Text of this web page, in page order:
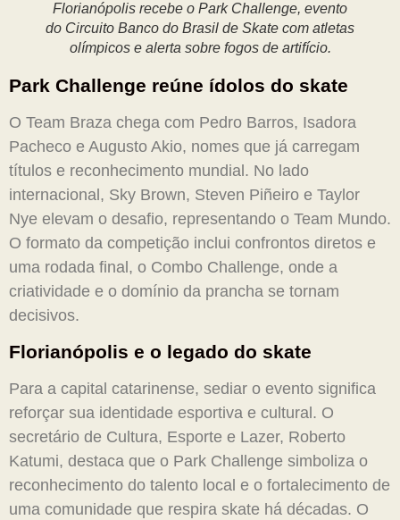
Florianópolis recebe o Park Challenge, evento
do Circuito Banco do Brasil de Skate com atletas
olímpicos e alerta sobre fogos de artifício.
Park Challenge reúne ídolos do skate
O Team Braza chega com Pedro Barros, Isadora
Pacheco e Augusto Akio, nomes que já carregam
títulos e reconhecimento mundial. No lado
internacional, Sky Brown, Steven Piñeiro e Taylor
Nye elevam o desafio, representando o Team Mundo.
O formato da competição inclui confrontos diretos e
uma rodada final, o Combo Challenge, onde a
criatividade e o domínio da prancha se tornam
decisivos.
Florianópolis e o legado do skate
Para a capital catarinense, sediar o evento significa
reforçar sua identidade esportiva e cultural. O
secretário de Cultura, Esporte e Lazer, Roberto
Katumi, destaca que o Park Challenge simboliza o
reconhecimento do talento local e o fortalecimento de
uma comunidade que respira skate há décadas. O